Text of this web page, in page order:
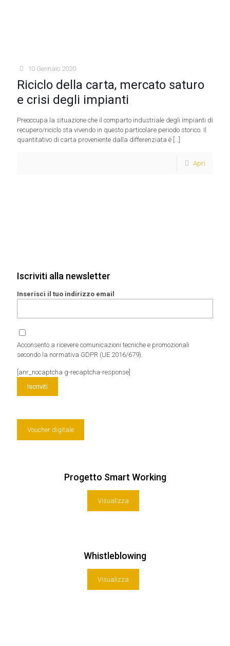
10 Gennaio 2020
Riciclo della carta, mercato saturo
e crisi degli impianti
Preoccupa la situazione che il comparto industriale degli impianti di
recupero/riciclo sta vivendo in questo particolare periodo storico. Il
quantitativo di carta proveniente dalla differenziata è […]
Apri
Iscriviti alla newsletter
Inserisci il tuo indirizzo email
Acconsento a ricevere comunicazioni tecniche e promozionali
secondo la normativa GDPR (UE 2016/679).
[anr_nocaptcha g-recaptcha-response]
Voucher digitale
Progetto Smart Working
Visualizza
Whistleblowing
Visualizza